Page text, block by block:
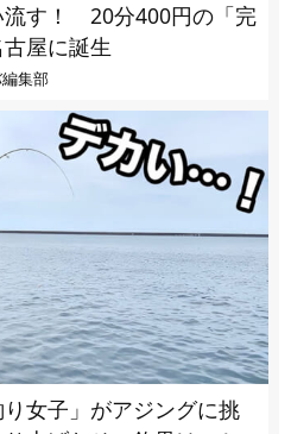
流す！ 20分400円の「完
屋に誕生
編集部
女子」がアジングに挑